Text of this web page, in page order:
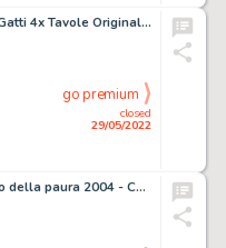
Topolino - Giancarlo Gatti 4x Tavole Originali Disney editoriali anni '60/70 quasi tutte siglate - Page volante - Exemplaire unique - (1968/1974)
closed
29/05/2022
go premium
Dylan Dog almanacco della paura 2004 - Corrado Roi - Tavola Originale "Le notti di Halloween" - Page volante - Exemplaire unique - (2004)